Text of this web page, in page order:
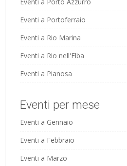
Eventi a Portoferraio
Eventi a Rio Marina
Eventi a Rio nell'Elba
Eventi a Pianosa
Eventi per mese
Eventi a Gennaio
Eventi a Febbraio
Eventi a Marzo